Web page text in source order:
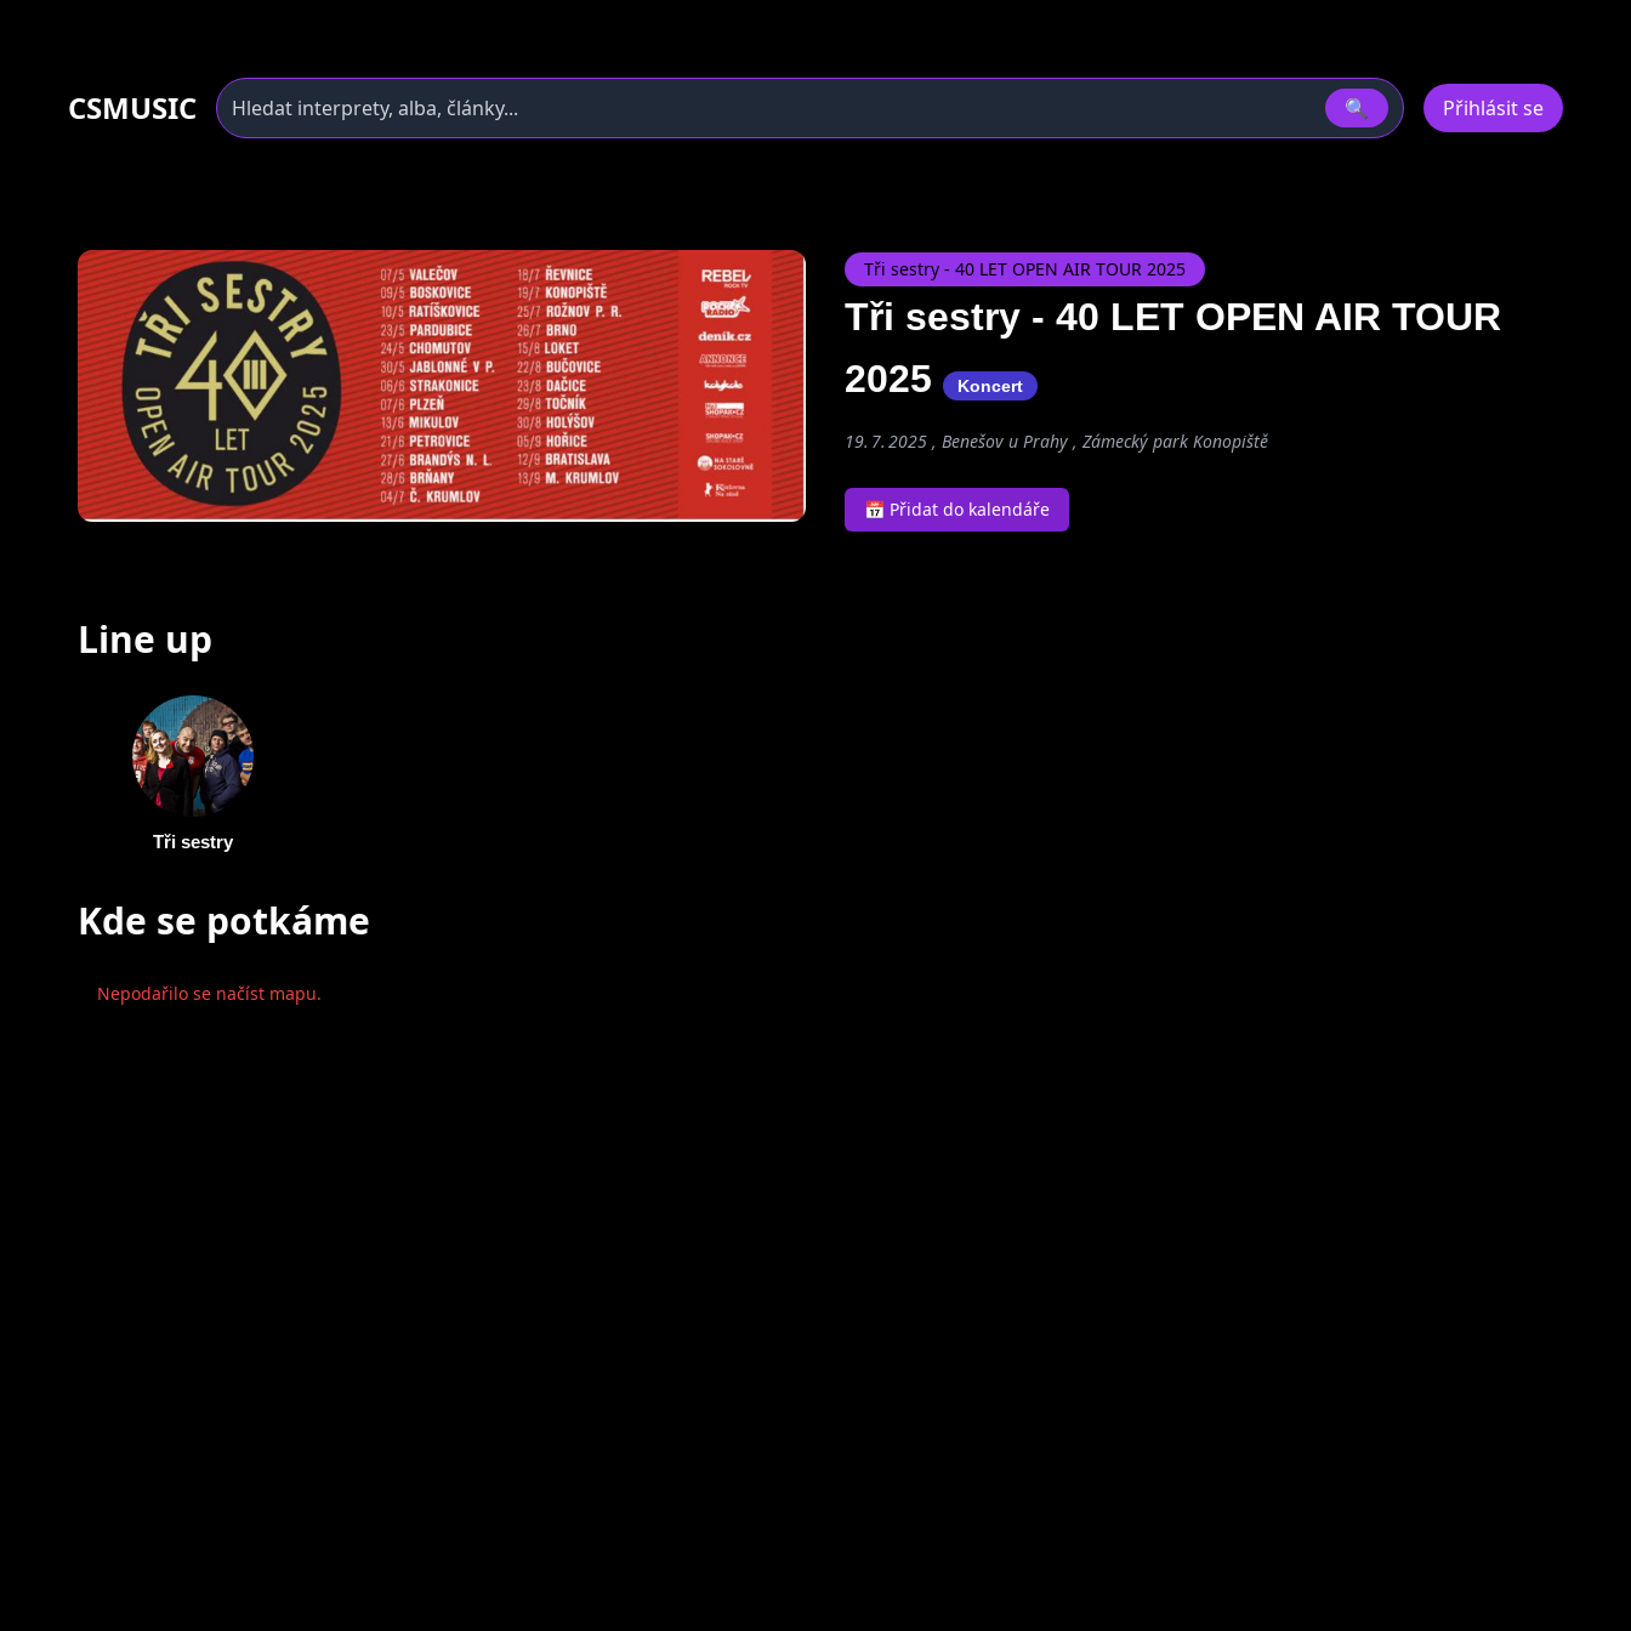
CSMUSIC 🔍 Přihlásit se
Tři sestry - 40 LET OPEN AIR TOUR 2025
Tři sestry - 40 LET OPEN AIR TOUR
2025
Koncert
19. 7. 2025 , Benešov u Prahy , Zámecký park Konopiště
📅 Přidat do kalendáře
Line up
Tři sestry
Kde se potkáme
Nepodařilo se načíst mapu.